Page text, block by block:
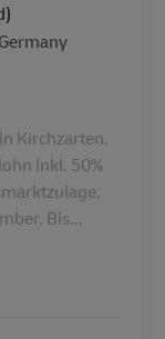
Kirchzarten.
inkl. 50%
Bis...